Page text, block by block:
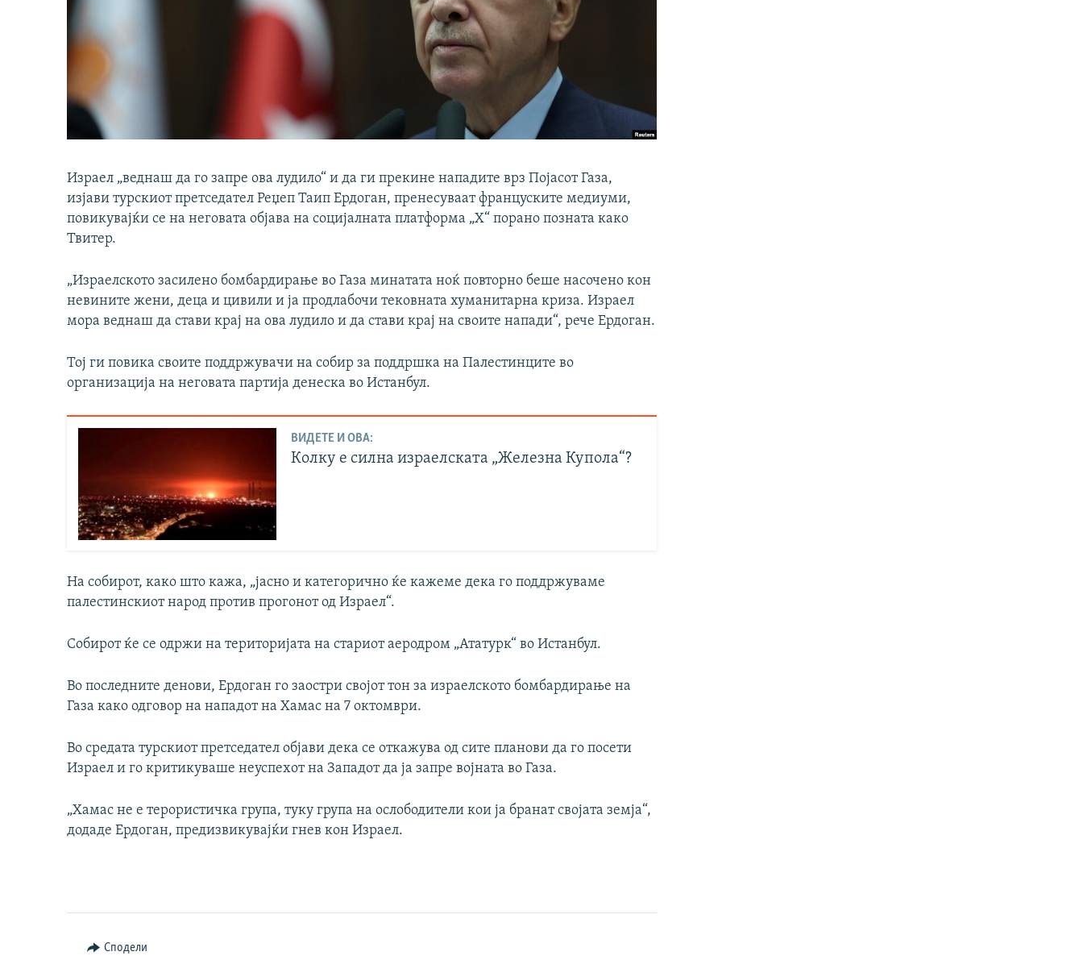
Израел „веднаш да го запре ова лудило“ и да ги прекине нападите врз Појасот Газа,
изјави турскиот претседател Реџеп Таип Ердоган, пренесуваат француските медиуми,
повикувајќи се на неговата објава на социјалната платформа „X“ порано позната како
Твитер.
„Израелското засилено бомбардирање во Газа минатата ноќ повторно беше насочено кон
невините жени, деца и цивили и ја продлабочи тековната хуманитарна криза. Израел
мора веднаш да стави крај на ова лудило и да стави крај на своите напади“, рече Ердоган.
Тој ги повика своите поддржувачи на собир за поддршка на Палестинците во
организација на неговата партија денеска во Истанбул.
ВИДЕТЕ И ОВА:
Колку е силна израелската „Железна Купола“?
На собирот, како што кажа, „јасно и категорично ќе кажеме дека го поддржуваме
палестинскиот народ против прогонот од Израел“.
Собирот ќе се одржи на територијата на стариот аеродром „Ататурк“ во Истанбул.
Во последните денови, Ердоган го заостри својот тон за израелското бомбардирање на
Газа како одговор на нападот на Хамас на 7 октомври.
Во средата турскиот претседател објави дека се откажува од сите планови да го посети
Израел и го критикуваше неуспехот на Западот да ја запре војната во Газа.
„Хамас не е терористичка група, туку група на ослободители кои ја бранат својата земја“,
додаде Ердоган, предизвикувајќи гнев кон Израел.
Сподели